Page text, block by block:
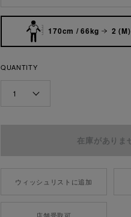
170cm / 66kg 2 (M)
QUANTITY
1
ウィッシュリストに追加
店舗受取可